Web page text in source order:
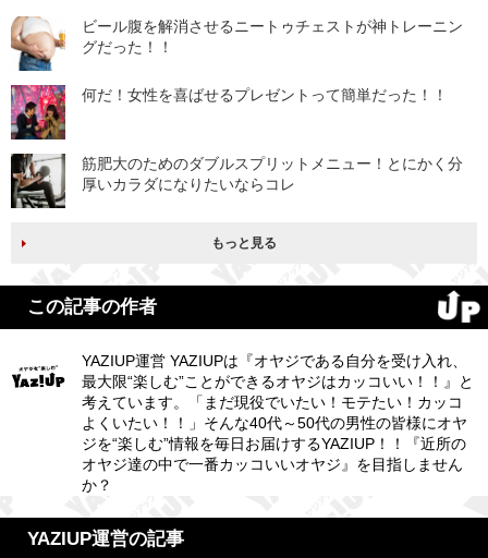
ビール腹を解消させるニートゥチェストが神トレーニン
グだった！！
何だ！女性を喜ばせるプレゼントって簡単だった！！
筋肥大のためのダブルスプリットメニュー！とにかく分
厚いカラダになりたいならコレ
もっと見る
この記事の作者
YAZIUP運営 YAZIUPは『オヤジである自分を受け入れ、
最大限“楽しむ”ことができるオヤジはカッコいい！！』と
考えています。「まだ現役でいたい！モテたい！カッコ
よくいたい！！」そんな40代～50代の男性の皆様にオヤ
ジを“楽しむ”情報を毎日お届けするYAZIUP！！『近所の
オヤジ達の中で一番カッコいいオヤジ』を目指しません
か？
YAZIUP運営の記事